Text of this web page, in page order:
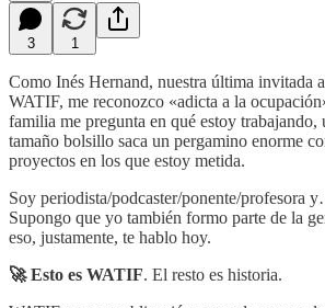
3 1
Como Inés Hernand, nuestra última invitada
WATIF, me reconozco «adicta a la
familia me pregunta en qué estoy
tamaño bolsillo saca un pergamino enorme
proyectos en los que estoy metida.
Soy periodista/podcaster/ponente/profesora
Supongo que yo también formo parte de la
eso, justamente, te hablo hoy.
🚀 Esto es WATIF. El resto es historia.